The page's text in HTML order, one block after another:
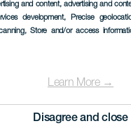
and content, advertising and
development, Precise
, Store and/or access
Learn More →
Disagree and close